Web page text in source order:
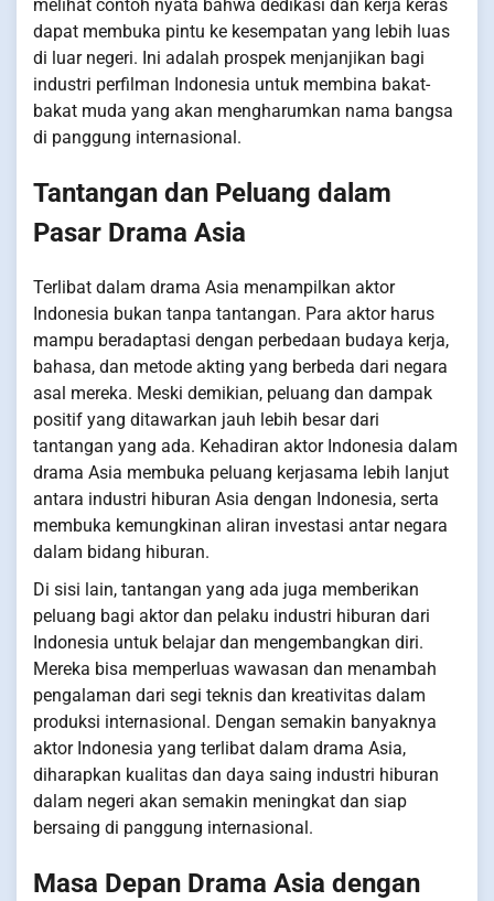
melihat contoh nyata bahwa dedikasi dan kerja keras
dapat membuka pintu ke kesempatan yang lebih luas
di luar negeri. Ini adalah prospek menjanjikan bagi
industri perfilman Indonesia untuk membina bakat-
bakat muda yang akan mengharumkan nama bangsa
di panggung internasional.
Tantangan dan Peluang dalam
Pasar Drama Asia
Terlibat dalam drama Asia menampilkan aktor
Indonesia bukan tanpa tantangan. Para aktor harus
mampu beradaptasi dengan perbedaan budaya kerja,
bahasa, dan metode akting yang berbeda dari negara
asal mereka. Meski demikian, peluang dan dampak
positif yang ditawarkan jauh lebih besar dari
tantangan yang ada. Kehadiran aktor Indonesia dalam
drama Asia membuka peluang kerjasama lebih lanjut
antara industri hiburan Asia dengan Indonesia, serta
membuka kemungkinan aliran investasi antar negara
dalam bidang hiburan.
Di sisi lain, tantangan yang ada juga memberikan
peluang bagi aktor dan pelaku industri hiburan dari
Indonesia untuk belajar dan mengembangkan diri.
Mereka bisa memperluas wawasan dan menambah
pengalaman dari segi teknis dan kreativitas dalam
produksi internasional. Dengan semakin banyaknya
aktor Indonesia yang terlibat dalam drama Asia,
diharapkan kualitas dan daya saing industri hiburan
dalam negeri akan semakin meningkat dan siap
bersaing di panggung internasional.
Masa Depan Drama Asia dengan